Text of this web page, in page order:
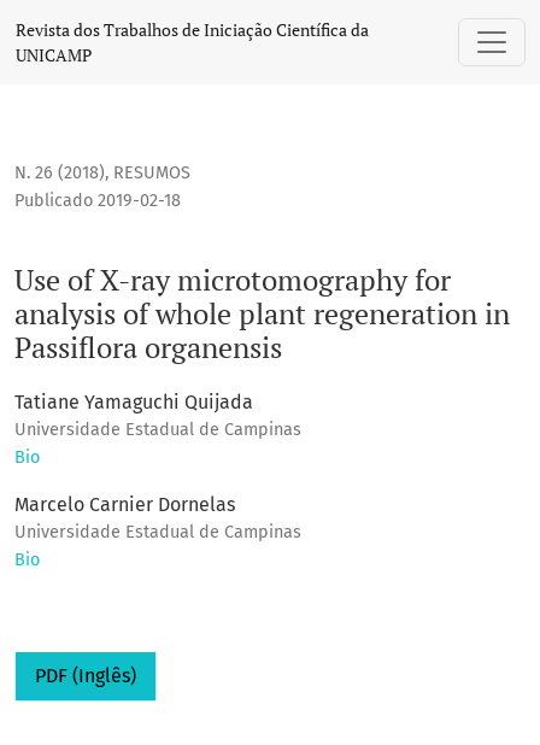
Use of X-ray microtomography for analysis of whole plant
Revista dos Trabalhos de Iniciação Científica da
UNICAMP
N. 26 (2018), RESUMOS
Use of X-ray microtomography for
analysis of whole plant regeneration in
Passiflora organensis
Publicado 2019-02-18
Tatiane Yamaguchi Quijada
Universidade Estadual de Campinas
Bio
Marcelo Carnier Dornelas
Universidade Estadual de Campinas
Bio
PDF (Inglês)